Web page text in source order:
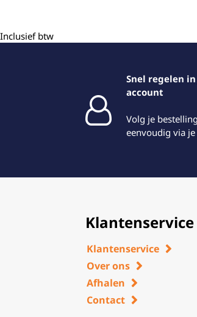
Inclusief btw
Snel regelen
account
Volg je
eenvoudig via je
Klantenservice
Klantenservice
Over ons
Afhalen
Contact